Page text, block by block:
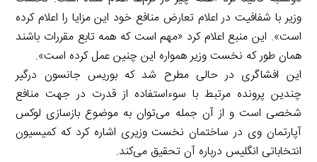
وزیر با شفافیت در اعلام تعارض منافع خود این مزایا را اعلام کرده
است». این منبع اعلام کرد «مهم است که همه تابع مقررات باشند
همان طور که نخست وزیر همواره این چنین عمل کرده است».
این افشاگری در حالی مطرح شد که بوریس جانسون درگیر
چندین پرونده مرتبط با سوءاستفاده از قدرت در جهت منافع
شخصی است و از آن جمله می‌توان به موضوع بازسازی لوکس
آپارتمان وی در ساختمان نخست وزیری اشاره کرد که کمیسیون
انتخاباتی انگلیس درباره آن تحقیق می‌کند.